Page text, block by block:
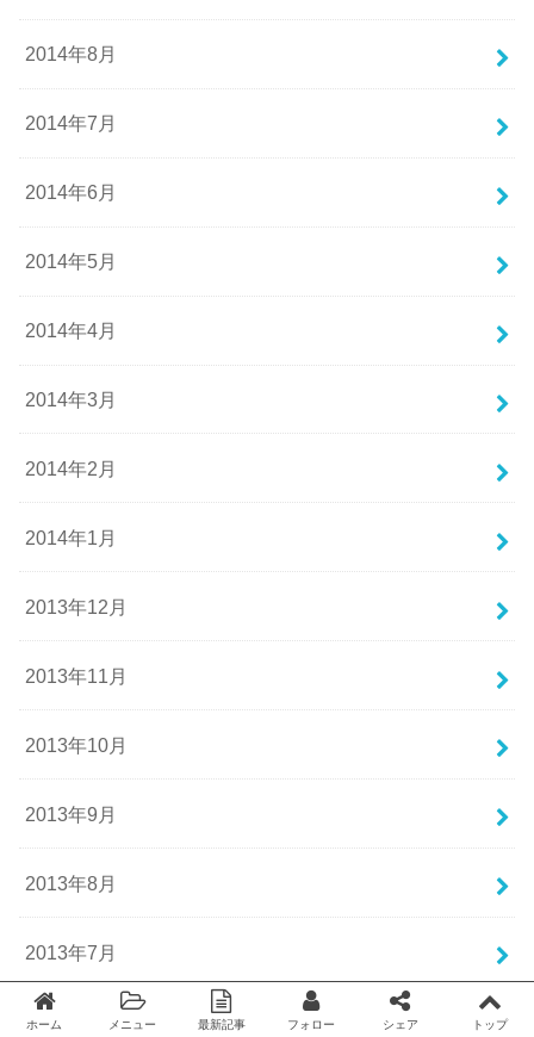
2014年8月
2014年7月
2014年6月
2014年5月
2014年4月
2014年3月
2014年2月
2014年1月
2013年12月
2013年11月
2013年10月
2013年9月
2013年8月
2013年7月
2013年6月
ホーム メニュー 最新記事 フォロー シェア トップ
Twitter facebook